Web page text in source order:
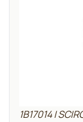
1B17014 |